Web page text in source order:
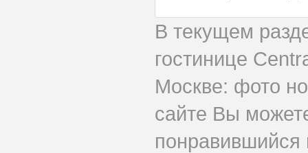
В текущем
гостинице
Москве: фото
сайте Вы
понравившийся